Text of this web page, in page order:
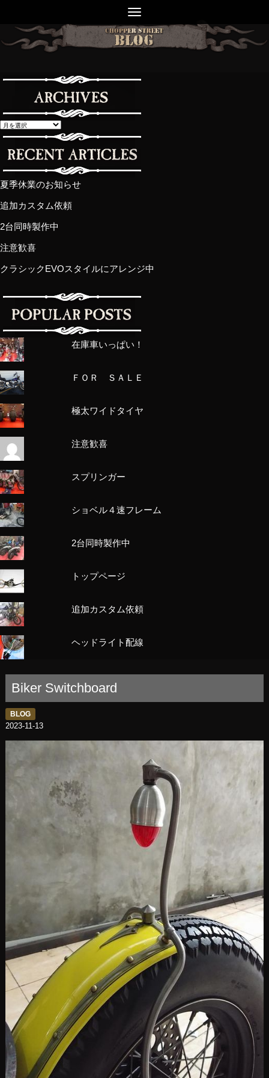
夏季休業のお知らせ
追加カスタム依頼
2台同時製作中
注意歓喜
クラシックEVOスタイルにアレンジ中
在庫車いっぱい！
ＦＯＲ ＳＡＬＥ
極太ワイドタイヤ
注意歓喜
スプリンガー
ショベル４速フレーム
2台同時製作中
トップページ
追加カスタム依頼
ヘッドライト配線
Biker Switchboard
BLOG
2023-11-13